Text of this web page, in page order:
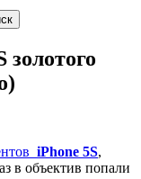
iPhone 5S,
в объектив попали